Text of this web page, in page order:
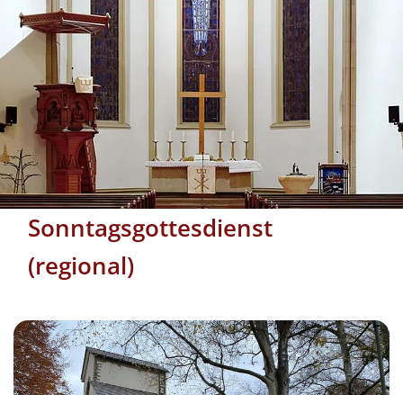
Sonntagsgottesdienst
(regional)